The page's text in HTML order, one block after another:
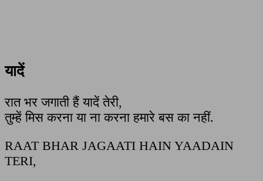
यादें
रात भर जगाती हैं यादें तेरी,
तुम्हें मिस करना या ना करना हमारे बस का नहीं.
RAAT BHAR JAGAATI HAIN YAADAIN
TERI,